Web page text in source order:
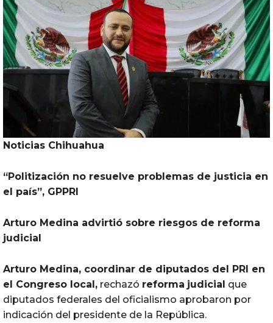
Noticias Chihuahua
“Politización no resuelve problemas de justicia en
el país”, GPPRI
Arturo Medina advirtió sobre riesgos de reforma
judicial
Arturo Medina, coordinar de diputados del PRI en
el Congreso local, rechazó reforma judicial que
diputados federales del oficialismo aprobaron por
indicación del presidente de la República.